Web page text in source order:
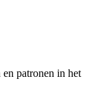
patronen in het